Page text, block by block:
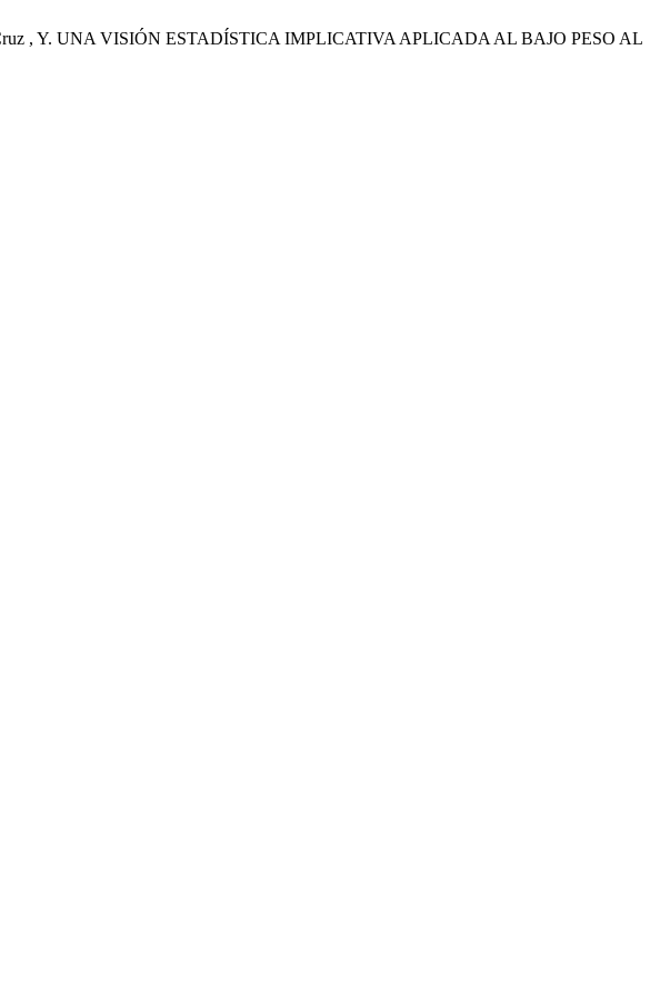
Cruz , Y. UNA VISIÓN ESTADÍSTICA IMPLICATIVA APLICADA AL BAJO PESO AL